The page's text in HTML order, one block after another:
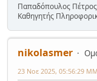
Παπαδόπουλος Πέτρος
Καθηγητής
nikolasmer
23 Νοε 2025, 05:56:29 ΜΜ